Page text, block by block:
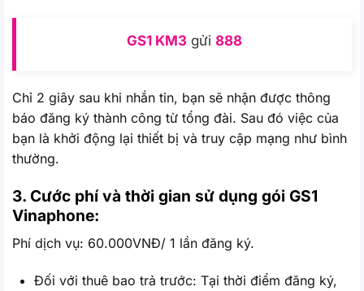
GS1 KM3gửi 888
Chỉ 2 giây sau khi nhắn tin, bạn sẽ nhận được thông
báo đăng ký thành công từ tổng đài. Sau đó việc của
bạn là khởi động lại thiết bị và truy cập mạng như bình
thường.
3. Cước phí và thời gian sử dụng gói GS1
Vinaphone:
Phí dịch vụ: 60.000VNĐ/ 1 lần đăng ký.
Đối với thuê bao trả trước: Tại thời điểm đăng ký,